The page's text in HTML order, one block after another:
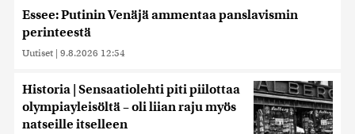
Essee: Putinin Venäjä ammentaa panslavismin
perinteestä
Uutiset | 9.8.2026 12:54
Historia | Sensaatiolehti piti piilottaa
olympiayleisöltä – oli liian raju myös
natseille itselleen